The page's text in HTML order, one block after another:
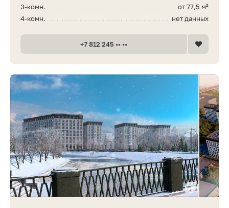
от 77,5 м²
3-комн.
нет данных
4-комн.
+7 812 245 •• ••